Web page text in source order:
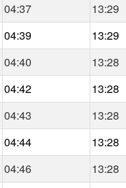
04:37 13:29
04:39 13:29
04:40 13:28
04:42 13:28
04:43 13:28
04:44 13:28
04:46 13:28